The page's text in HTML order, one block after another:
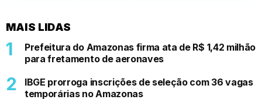
MAIS LIDAS
Prefeitura do Amazonas firma ata de R$ 1,42 milhão
para fretamento de aeronaves
IBGE prorroga inscrições de seleção com 36 vagas
temporárias no Amazonas